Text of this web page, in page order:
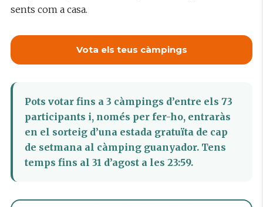
sents com a casa.
Vota els teus càmpings
Pots votar fins a 3 càmpings d’entre els 73
participants i, només per fer-ho, entraràs
en el sorteig d’una estada gratuïta de cap
de setmana al càmping guanyador. Tens
temps fins al 31 d’agost a les 23:59.